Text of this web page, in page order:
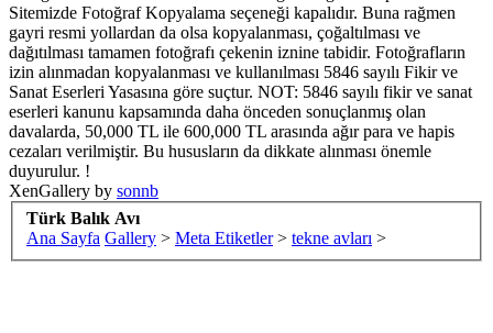
Sitemizde Fotoğraf Kopyalama seçeneği kapalıdır. Buna rağmen
gayri resmi yollardan da olsa kopyalanması, çoğaltılması ve
dağıtılması tamamen fotoğrafı çekenin iznine tabidir. Fotoğrafların
izin alınmadan kopyalanması ve kullanılması 5846 sayılı Fikir ve
Sanat Eserleri Yasasına göre suçtur. NOT: 5846 sayılı fikir ve sanat
eserleri kanunu kapsamında daha önceden sonuçlanmış olan
davalarda, 50,000 TL ile 600,000 TL arasında ağır para ve hapis
cezaları verilmiştir. Bu hususların da dikkate alınması önemle
duyurulur. !
XenGallery by sonnb
Türk Balık Avı
Ana Sayfa Gallery > Meta Etiketler > tekne avları >